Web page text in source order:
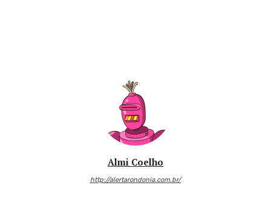
Almi Coelho
http://alertarondonia.com.br/